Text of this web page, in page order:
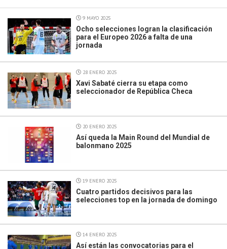
9 MAYO 2025
Ocho selecciones logran la clasificación
para el Europeo 2026 a falta de una
jornada
28 ENERO 2025
Xavi Sabaté cierra su etapa como
seleccionador de República Checa
20 ENERO 2025
Así queda la Main Round del Mundial de
balonmano 2025
19 ENERO 2025
Cuatro partidos decisivos para las
selecciones top en la jornada de domingo
14 ENERO 2025
Así están las convocatorias para el